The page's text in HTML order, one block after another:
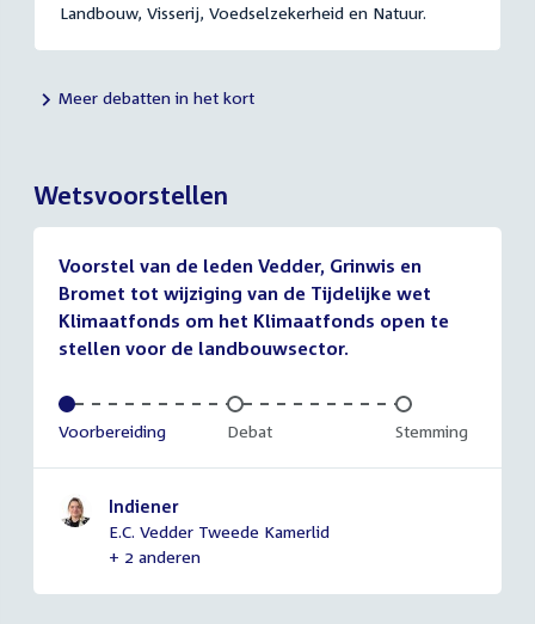
Landbouw, Visserij, Voedselzekerheid en Natuur.
Meer debatten in het kort
Wetsvoorstellen
Voorstel van de leden Vedder, Grinwis en
Bromet tot wijziging van de Tijdelijke wet
Klimaatfonds om het Klimaatfonds open te
stellen voor de landbouwsector.
Voltooid:
Voorbereiding Onvoltooid:
Debat Onvoltooid:
Stemming
Indiener
E.C. Vedder Tweede Kamerlid
+ 2 anderen